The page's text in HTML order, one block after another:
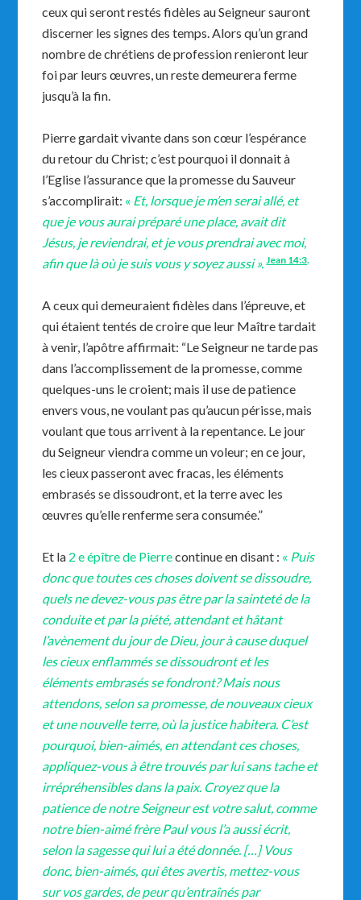
ceux qui seront restés fidèles au Seigneur sauront
discerner les signes des temps. Alors qu’un grand
nombre de chrétiens de profession renieront leur
foi par leurs œuvres, un reste demeurera ferme
jusqu’à la fin.
Pierre gardait vivante dans son cœur l’espérance
du retour du Christ; c’est pourquoi il donnait à
l’Eglise l’assurance que la promesse du Sauveur
s’accomplirait: « Et, lorsque je m’en serai allé, et
que je vous aurai préparé une place, avait dit
Jésus, je reviendrai, et je vous prendrai avec moi,
afin que là où je suis vous y soyez aussi ».Jean 14:3.
A ceux qui demeuraient fidèles dans l’épreuve, et
qui étaient tentés de croire que leur Maître tardait
à venir, l’apôtre affirmait: “Le Seigneur ne tarde pas
dans l’accomplissement de la promesse, comme
quelques-uns le croient; mais il use de patience
envers vous, ne voulant pas qu’aucun périsse, mais
voulant que tous arrivent à la repentance. Le jour
du Seigneur viendra comme un voleur; en ce jour,
les cieux passeront avec fracas, les éléments
embrasés se dissoudront, et la terre avec les
œuvres qu’elle renferme sera consumée.”
Et la 2 e épître de Pierrecontinue en disant : « Puis
donc que toutes ces choses doivent se dissoudre,
quels ne devez-vous pas être par la sainteté de la
conduite et par la piété, attendant et hâtant
l’avènement du jour de Dieu, jour à cause duquel
les cieux enflammés se dissoudront et les
éléments embrasés se fondront? Mais nous
attendons, selon sa promesse, de nouveaux cieux
et une nouvelle terre, où la justice habitera. C’est
pourquoi, bien-aimés, en attendant ces choses,
appliquez-vous à être trouvés par lui sans tache et
irrépréhensibles dans la paix. Croyez que la
patience de notre Seigneur est votre salut, comme
notre bien-aimé frère Paul vous l’a aussi écrit,
selon la sagesse qui lui a été donnée. […] Vous
donc, bien-aimés, qui êtes avertis, mettez-vous
sur vos gardes, de peur qu’entraînés par